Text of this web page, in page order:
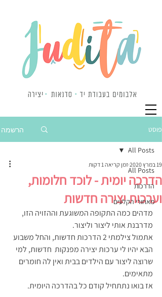
פוסט הרשמה
All Posts
הדרכות
מאחורי הקלעים
All Posts
הדרכה יומית - לוכד חלומות,
וערכות יצירה חדשות
19 במרץ 2020 זמן קריאה 1 דקות
מדהים כמה התקופה המשוגעת וההזויה הזו,
מדרבנת אותי ליצור וליצור.
אתמול צילמתי 2 הדרכות חדשות, והחל משבוע
הבא יהיו לי ערכות יצירה מפנקות  חדשות, למי
שרוצה ליצור עם הילדים בבית ואין לה חומרים
מתאימים.
אז בואו נתתחיל קודם כל בהדרכה היומית.